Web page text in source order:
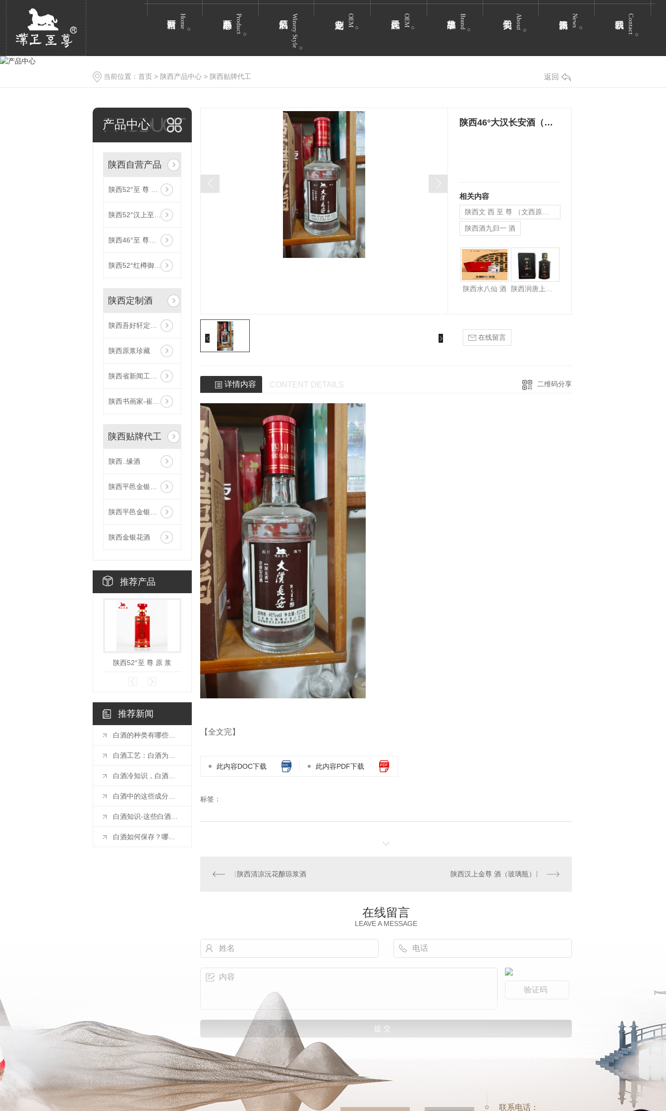
Home Product Winery Style OEM OEM Brand About News Contact
当前位置： 首页 > 陕西产品中心 > 陕西贴牌代工 返回
PRODUCT
产品中心
陕西自营产品
陕西52°至 尊 原 浆
陕西52°汉上至 尊（皮盒）
陕西46°至 尊原浆（帝王皇）
陕西52°红樽御品（礼盒）
陕西定制酒
陕西吾好轩定制酒
陕西原浆珍藏
陕西省新闻工作者协会企业报分会定制酒
陕西书画家-崔宝堂定制酒-52°太谷酒
陕西贴牌代工
陕西..缘酒
陕西平邑金银花酒-银花酿
陕西平邑金银花酒-金花酿
陕西金银花酒
推荐产品
陕西52°至 尊 原 浆 陕西52°汉上至 尊（皮盒）
推荐新闻
白酒的种类有哪些？白酒如何分类！
白酒工艺：白酒为什么要窖藏
白酒冷知识，白酒需要醒酒吗？哪些白酒适合醒酒？
白酒中的这些成分决定了白酒的味道
白酒知识-这些白酒分类知识你知道多少？
白酒如何保存？哪些白酒适合收藏？
陕西46°大汉长安酒（聚友酒）
相关内容
陕西文 西 至 尊 （文西原浆酒）
陕西酒九归一 酒
陕西水八仙 酒
在线留言
详情内容 CONTENT DETAILS 二维码分享
【全文完】
此内容DOC下载 此内容PDF下载
标签：
陕西清凉沅花酿琼浆酒 陕西汉上金尊 酒（玻璃瓶）
在线留言
LEAVE A MESSAGE
联系电话：